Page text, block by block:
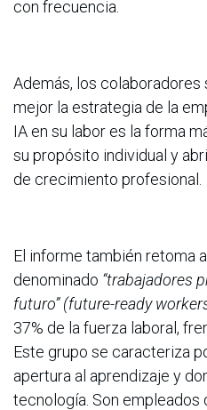
con frecuencia.
Además, los
mejor la estrategia de la
IA en su labor es la forma
su propósito individual y
de crecimiento profesional.
El informe también retoma
denominado “trabajadores
futuro” (future-ready
37% de la fuerza laboral,
Este grupo se caracteriza
apertura al aprendizaje y
tecnología. Son empleados